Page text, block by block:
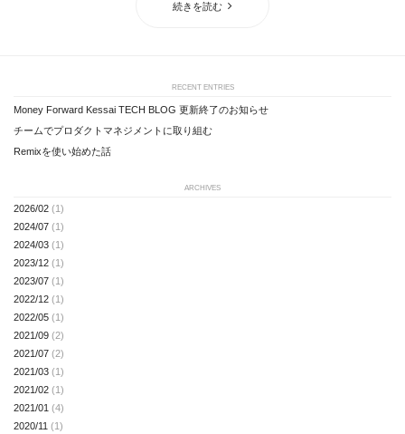
続きを読む
RECENT ENTRIES
Money Forward Kessai TECH BLOG 更新終了のお知らせ
チームでプロダクトマネジメントに取り組む
Remixを使い始めた話
ARCHIVES
2026/02 (1)
2024/07 (1)
2024/03 (1)
2023/12 (1)
2023/07 (1)
2022/12 (1)
2022/05 (1)
2021/09 (2)
2021/07 (2)
2021/03 (1)
2021/02 (1)
2021/01 (4)
2020/11 (1)